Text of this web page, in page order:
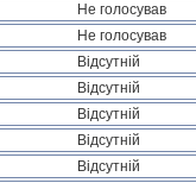
Не голосував
Не голосував
Відсутній
Відсутній
Відсутній
Відсутній
Відсутній